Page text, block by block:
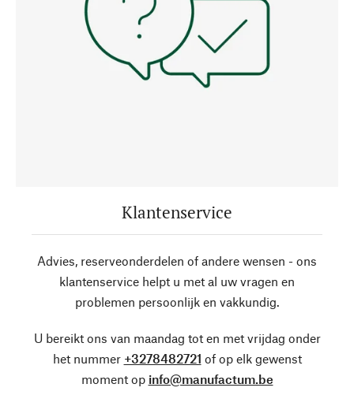
Klantenservice
Advies, reserveonderdelen of andere wensen - ons
klantenservice helpt u met al uw vragen en
problemen persoonlijk en vakkundig.
U bereikt ons van maandag tot en met vrijdag onder
het nummer +3278482721 of op elk gewenst
moment op info@manufactum.be